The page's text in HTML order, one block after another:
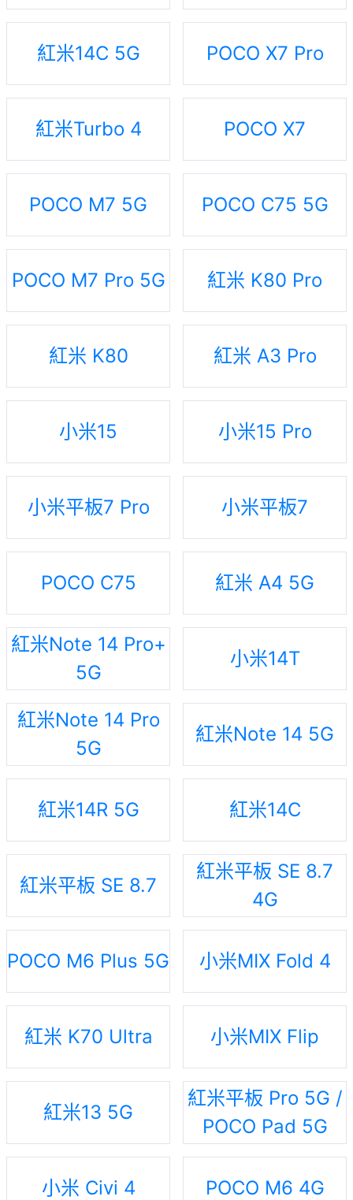
紅米14C 5G POCO X7 Pro
紅米Turbo 4 POCO X7
POCO M7 5G POCO C75 5G
POCO M7 Pro 5G 紅米 K80 Pro
紅米 K80 紅米 A3 Pro
小米15 小米15 Pro
小米平板7 Pro 小米平板7
POCO C75 紅米 A4 5G
紅米Note 14 Pro+
5G
小米14T
紅米Note 14 Pro
5G
紅米Note 14 5G
紅米14R 5G 紅米14C
紅米平板 SE 8.7
紅米平板 SE 8.7
4G
POCO M6 Plus 5G 小米MIX Fold 4
紅米 K70 Ultra 小米MIX Flip
紅米13 5G
紅米平板 Pro 5G /
POCO Pad 5G
小米 Civi 4 POCO M6 4G